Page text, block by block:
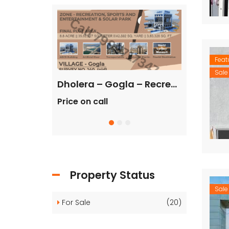
Sale
Sale
Dholera – Gogla – Recreation, Sports and Entertainment & Solar Park – 3,83,328 sq ft
Price on call
Property Status
For Sale (20)